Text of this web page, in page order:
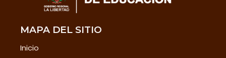
MAPA DEL SITIO
Inicio